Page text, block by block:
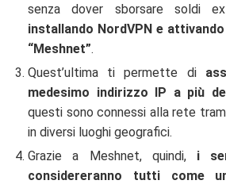
senza dover sborsare soldi
installando NordVPN e
“Meshnet”.
Quest’ultima ti permette di
medesimo indirizzo IP a più
questi sono connessi alla rete
in diversi luoghi geografici.
Grazie a Meshnet, quindi, i
considereranno tutti come